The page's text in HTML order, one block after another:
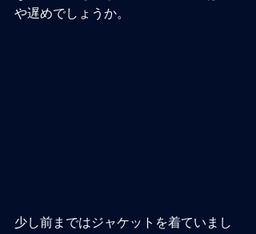
や遅めでしょうか。
少し前まではジャケットを着ていまし